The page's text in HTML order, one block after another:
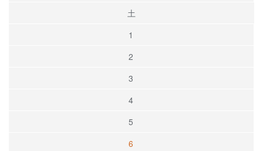
土
1
2
3
4
5
6